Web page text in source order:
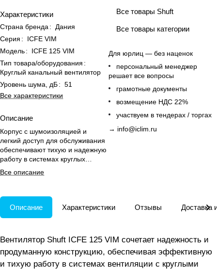
Характеристики
Страна бренда :
Дания
Серия :
ICFE VIM
Модель:
ICFE 125 VIM
Тип товара/оборудования :
Круглый канальный вентилятор
Уровень шума, дБ: 51
Все характеристики
Описание
Корпус с шумоизоляцией и
легкий доступ для обслуживания
обеспечивают тихую и надежную
работу в системах круглых
воздуховодов.
Все описание
Все товары Shuft
Все товары категории
Для юрлиц — без наценок
персональный менеджер
решает все вопросы
грамотные документы
возмещение НДС 22%
участвуем в тендерах / торгах
→ info@iclim.ru
Описание Характеристики Отзывы Доставка
Вентилятор Shuft ICFE 125 VIM сочетает надежность и
продуманную конструкцию, обеспечивая эффективную
и тихую работу в системах вентиляции с круглыми